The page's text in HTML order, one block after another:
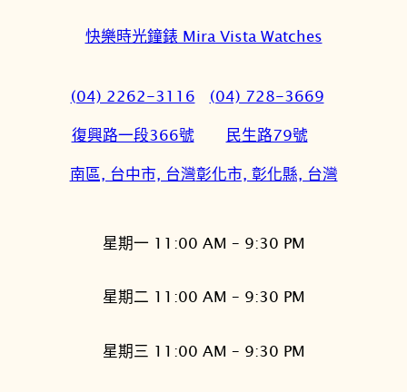
快樂時光鐘錶 Mira Vista Watches
(04) 2262-3116
復興路一段366號
南區, 台中市, 台灣
(04) 728-3669
民生路79號
彰化市, 彰化縣, 台灣
星期一 11:00 AM – 9:30 PM
星期二 11:00 AM – 9:30 PM
星期三 11:00 AM – 9:30 PM